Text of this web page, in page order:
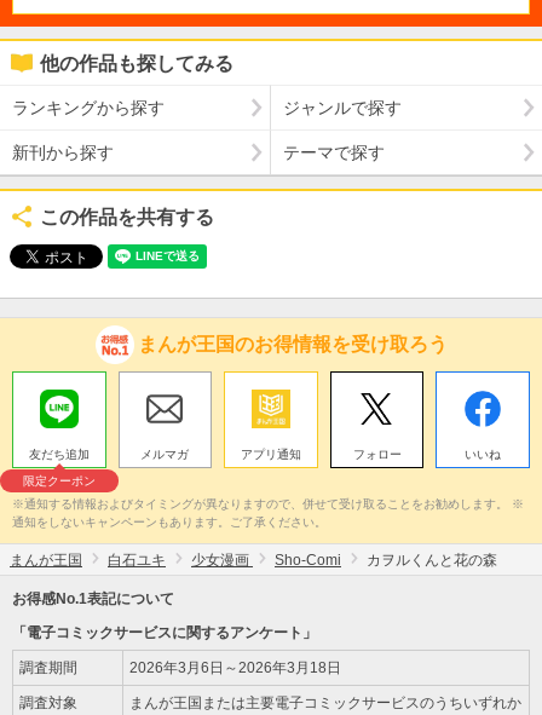
他の作品も探してみる
ランキングから探す ジャンルで探す
新刊から探す テーマで探す
この作品を共有する
まんが王国のお得情報を受け取ろう
友だち追加
限定クーポン
メルマガ アプリ通知 フォロー いいね
※通知する情報およびタイミングが異なりますので、併せて受け取ることをお勧めします。 ※
通知をしないキャンペーンもあります。ご了承ください。
まんが王国 白石ユキ 少女漫画 Sho-Comi カヲルくんと花の森
お得感No.1表記について
「電子コミックサービスに関するアンケート」
調査期間 2026年3月6日～2026年3月18日
調査対象 まんが王国または主要電子コミックサービスのうちいずれか